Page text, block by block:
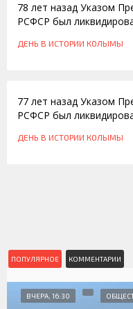
78 лет назад Указом
РСФСР был
ДЕНЬ В ИСТОРИИ КОЛЫМЫ
77 лет назад Указом
РСФСР был
ДЕНЬ В ИСТОРИИ КОЛЫМЫ
ПОПУЛЯРНОЕ КОММЕНТАРИИ
ВЧЕРА, 16:30